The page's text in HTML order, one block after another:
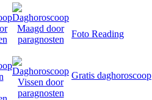
Foto Reading
Gratis daghoroscoop